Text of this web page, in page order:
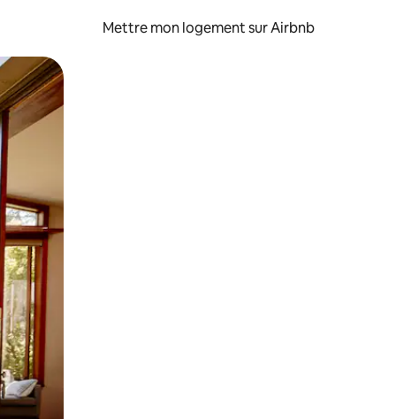
Mettre mon logement sur Airbnb
glisser.